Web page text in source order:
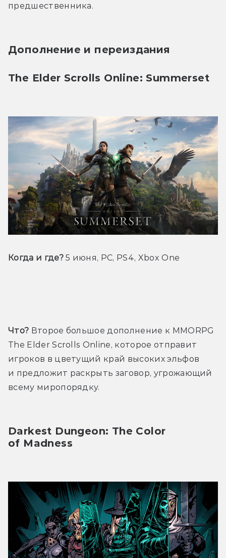
предшественника.
Дополнение и переиздания
The Elder Scrolls Online: Summerset
Когда и где? 5 июня, PC, PS4, Xbox One
Что? Второе большое дополнение к MMORPG
The Elder Scrolls Online, которое отправит
игроков в цветущий край высоких эльфов
и предложит раскрыть заговор, угрожающий
всему миропорядку.
Darkest Dungeon: The Color
of Madness